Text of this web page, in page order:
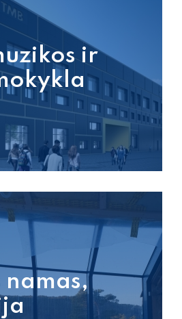
ir
namas,